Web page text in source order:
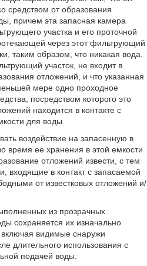
средством от образования
причем эта запасная камера
участка и его проточной
через этот фильтрующий
таким образом, что никакая вода,
участок, не входит в
отложений, и что указанная
мере одно проходное
посредством которого это
находится в контакте с
для воды.
воздействие на запасенную в
время ее хранения в этой емкости
отложений извести, с тем
входящие в контакт с запасаемой
от известковых отложений и/
из прозрачных
сохраняется их изначально
видимые снаружи
длительного использования с
подачей воды.